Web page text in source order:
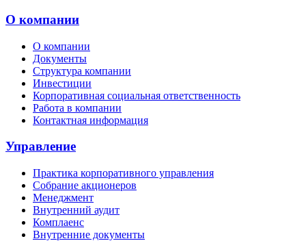
О компании
О компании
Документы
Структура компании
Инвестиции
Корпоративная социальная ответственность
Работа в компании
Контактная информация
Управление
Практика корпоративного управления
Собрание акционеров
Менеджмент
Внутренний аудит
Комплаенс
Внутренние документы